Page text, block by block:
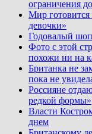
ограничения
Мир
девочки»
Годовалый
Фото с этой
похожи ни на
Британка не
пока не
Россияне
редкой формы»
Власти
днем